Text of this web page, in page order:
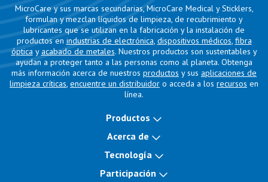
MicroCare y sus marcas secundarias, MicroCare Medical y Sticklers,
formulan y mezclan líquidos de limpieza, de recubrimiento y
lubricantes que se utilizan en la fabricación y la instalación de
productos en industrias de electrónica, dispositivos médicos, fibra
óptica y acabado de metales. Nuestros productos son sustentables y
ayudan a proteger tanto a las personas como al planeta. Obtenga
más información acerca de nuestros productos y sus aplicaciones de
limpieza críticas, encuentre un distribuidor o acceda a los recursos en
línea.
Productos
Acerca de
Tecnología
Participación